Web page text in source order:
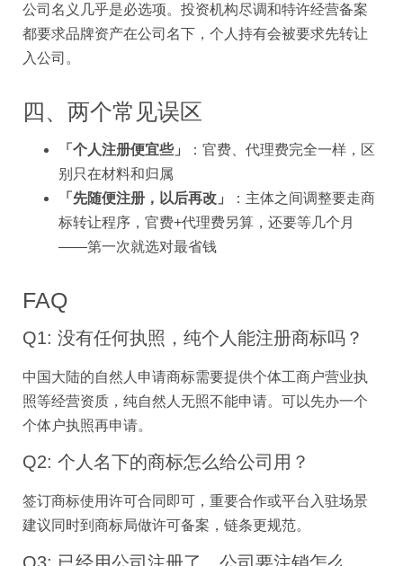
公司名义几乎是必选项。投资机构尽调和特许经营备案
都要求品牌资产在公司名下，个人持有会被要求先转让
入公司。
四、两个常见误区
「个人注册便宜些」
：官费、代理费完全一样，区
别只在材料和归属
「先随便注册，以后再改」
：主体之间调整要走商
标转让程序，官费+代理费另算，还要等几个月
——第一次就选对最省钱
FAQ
Q1: 没有任何执照，纯个人能注册商标吗？
中国大陆的自然人申请商标需要提供个体工商户营业执
照等经营资质，纯自然人无照不能申请。可以先办一个
个体户执照再申请。
Q2: 个人名下的商标怎么给公司用？
签订商标使用许可合同即可，重要合作或平台入驻场景
建议同时到商标局做许可备案，链条更规范。
Q3: 已经用公司注册了，公司要注销怎么